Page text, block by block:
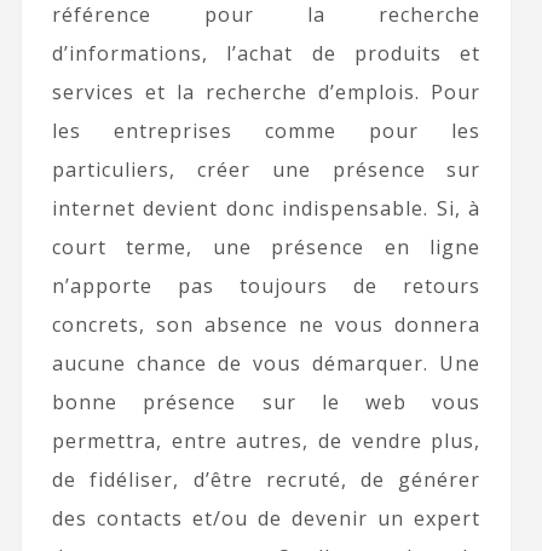
référence pour la recherche
d’informations, l’achat de produits et
services et la recherche d’emplois. Pour
les entreprises comme pour les
particuliers, créer une présence sur
internet devient donc indispensable. Si, à
court terme, une présence en ligne
n’apporte pas toujours de retours
concrets, son absence ne vous donnera
aucune chance de vous démarquer. Une
bonne présence sur le web vous
permettra, entre autres, de vendre plus,
de fidéliser, d’être recruté, de générer
des contacts et/ou de devenir un expert